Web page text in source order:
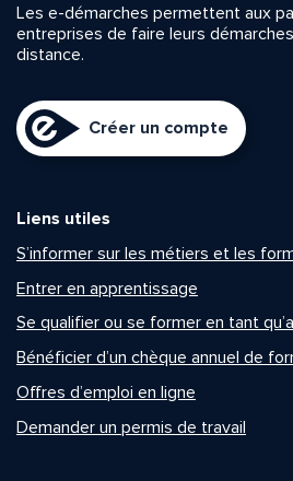
Les e-démarches permettent aux
entreprises de faire leurs
distance.
Créer un compte
Liens utiles
S’informer sur les métiers et les
Entrer en apprentissage
Se qualifier ou se former en tant
Bénéficier d’un chèque annuel de
Offres d’emploi en ligne
Demander un permis de travail